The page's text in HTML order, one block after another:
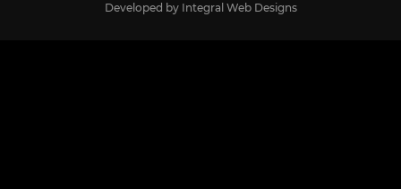
Developed by Integral Web Designs